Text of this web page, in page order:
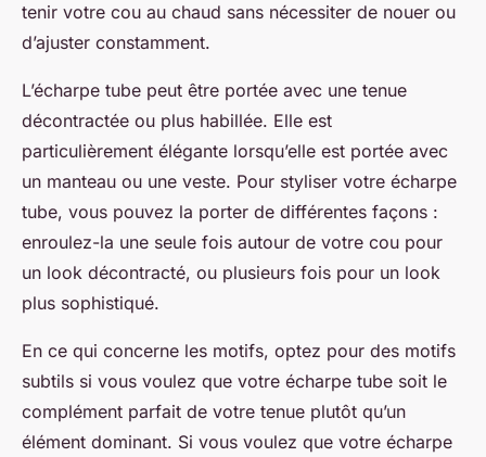
tenir votre cou au chaud sans nécessiter de nouer ou
d’ajuster constamment.
L’écharpe tube peut être portée avec une tenue
décontractée ou plus habillée. Elle est
particulièrement élégante lorsqu’elle est portée avec
un manteau ou une veste. Pour styliser votre écharpe
tube, vous pouvez la porter de différentes façons :
enroulez-la une seule fois autour de votre cou pour
un look décontracté, ou plusieurs fois pour un look
plus sophistiqué.
En ce qui concerne les motifs, optez pour des motifs
subtils si vous voulez que votre écharpe tube soit le
complément parfait de votre tenue plutôt qu’un
élément dominant. Si vous voulez que votre écharpe